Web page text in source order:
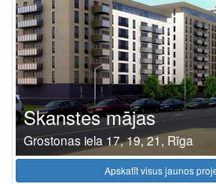
Skanstes mājas
Grostonas iela 17, 19, 21, Rīga
Apskatīt visus jaunos